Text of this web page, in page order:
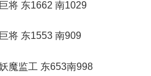
东1662 南1029
东1553 南909
监工 东653南998